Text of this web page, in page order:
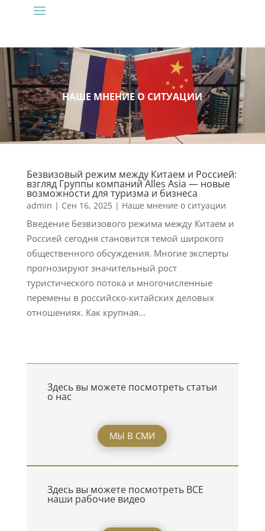
НАШЕ МНЕНИЕ О СИТУАЦИИ
Безвизовый режим между Китаем и Россией:
взгляд Группы компаний Alles Asia — новые
возможности для туризма и бизнеса
admin | Сен 16, 2025| Наше мнение о ситуации
Введение безвизового режима между Китаем и
Россией сегодня становится темой широкого
общественного обсуждения. Многие эксперты
прогнозируют значительный рост
туристического потока и многочисленные
перемены в российско-китайских деловых
отношениях. Как крупная...
Здесь вы можете посмотреть статьи
о нас
МЫ В СМИ
Здесь вы можете посмотреть ВСЕ
наши рабочие видео